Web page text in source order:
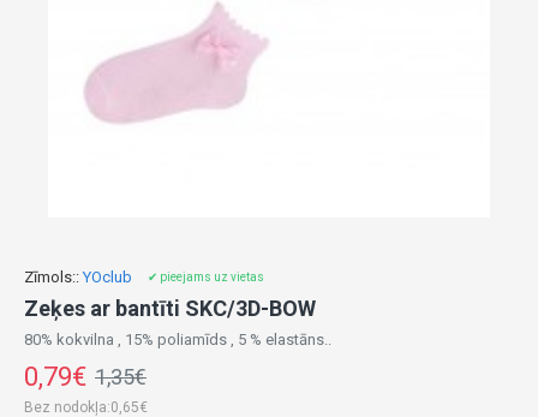
Zīmols:: YOclub ✔ pieejams uz vietas
Zeķes ar bantīti SKC/3D-BOW
80% kokvilna , 15% poliamīds , 5 % elastāns..
0,79€ 1,35€
Bez nodokļa:0,65€